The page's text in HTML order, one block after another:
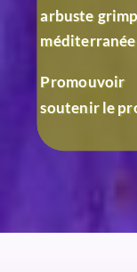
arbuste
soutenir le